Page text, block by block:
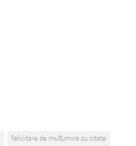
felicitare de mulțumire cu citate